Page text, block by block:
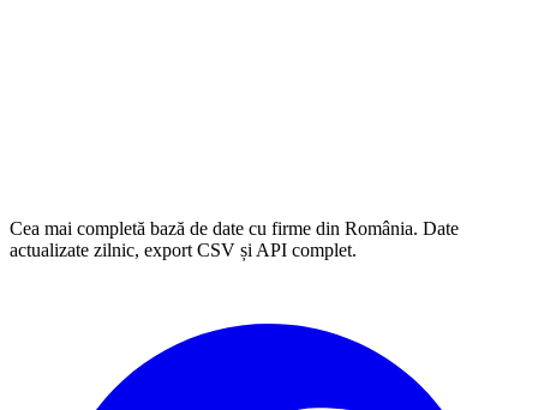
Cea mai completă bază de date cu firme din România. Date
actualizate zilnic, export CSV și API complet.